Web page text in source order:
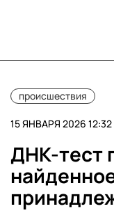
происшествия
15 ЯНВАРЯ 2026 12:32
ДНК-тест